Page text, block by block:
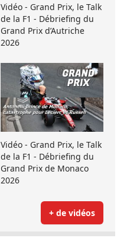
Vidéo - Grand Prix, le Talk
de la F1 - Débriefing du
Grand Prix d’Autriche
2026
Vidéo - Grand Prix, le Talk
de la F1 - Débriefing du
Grand Prix de Monaco
2026
+ de vidéos